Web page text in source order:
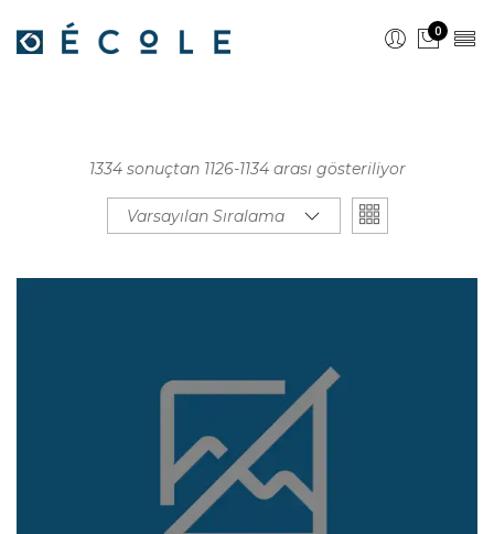
0
1334 sonuçtan 1126-1134 arası gösteriliyor
Varsayılan Sıralama